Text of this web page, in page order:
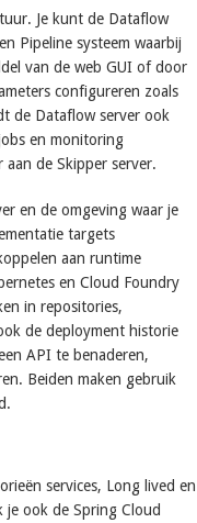
Je kunt de Dataflow
Pipeline systeem waarbij
van de web GUI of door
configureren zoals
de Dataflow server ook
en monitoring
de Skipper server.
en de omgeving waar je
targets
aan runtime
en Cloud Foundry
in repositories,
de deployment historie
API te benaderen,
Beiden maken gebruik
services, Long lived en
ook de Spring Cloud